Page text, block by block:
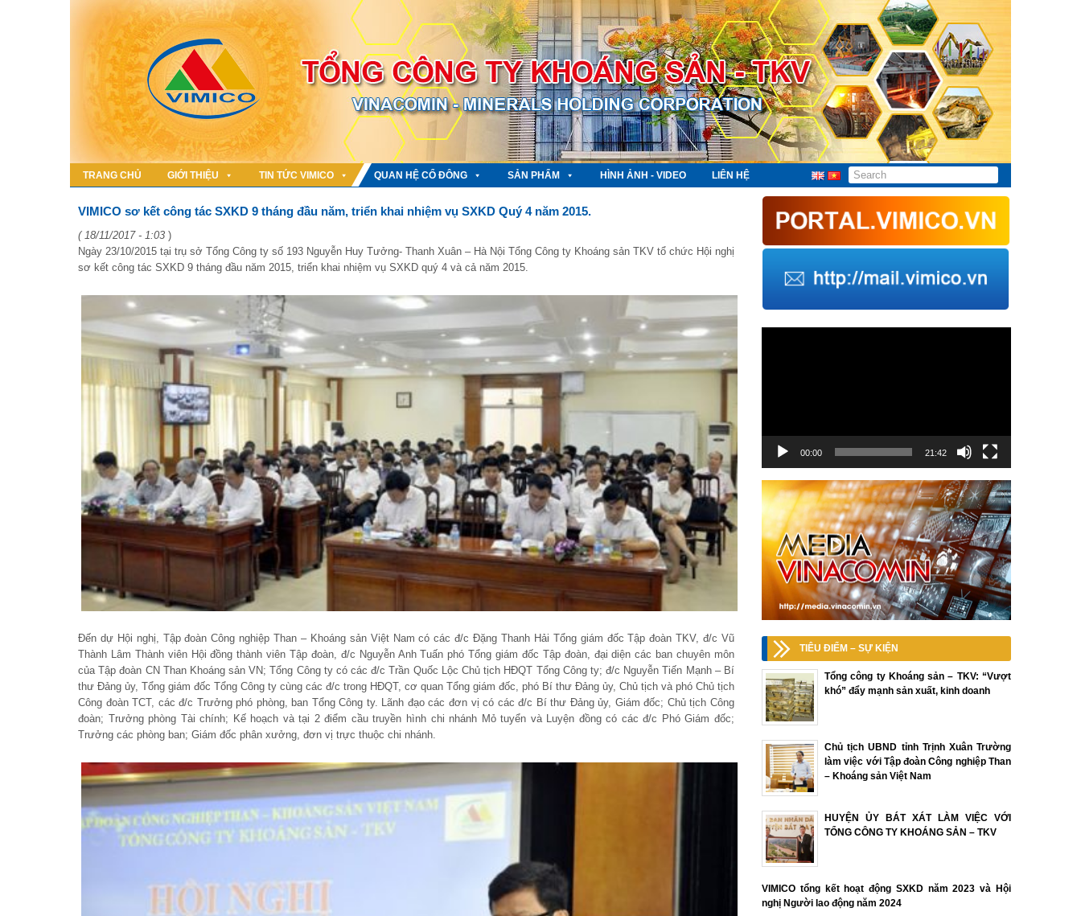
TRANG CHỦ GIỚI THIỆU TIN TỨC VIMICO QUAN HỆ CỔ ĐÔNG SẢN PHẨM HÌNH ẢNH - VIDEO LIÊN HỆ
VIMICO sơ kết công tác SXKD 9 tháng đầu năm, triển khai nhiệm vụ SXKD Quý 4 năm 2015.
( 18/11/2017 - 1:03 )
Ngày 23/10/2015 tại trụ sở Tổng Công ty số 193 Nguyễn Huy Tưởng- Thanh Xuân – Hà Nội Tổng Công ty Khoáng sản TKV tổ chức Hội nghị
sơ kết công tác SXKD 9 tháng đầu năm 2015, triển khai nhiệm vụ SXKD quý 4 và cả năm 2015.
Đến dự Hội nghị, Tập đoàn Công nghiệp Than – Khoáng sản Việt Nam có các đ/c Đặng Thanh Hải Tổng giám đốc Tập đoàn TKV, đ/c Vũ
Thành Lâm Thành viên Hội đồng thành viên Tập đoàn, đ/c Nguyễn Anh Tuấn phó Tổng giám đốc Tập đoàn, đại diện các ban chuyên môn
của Tập đoàn CN Than Khoáng sản VN; Tổng Công ty có các đ/c Trần Quốc Lộc Chủ tịch HĐQT Tổng Công ty; đ/c Nguyễn Tiến Mạnh – Bí
thư Đảng ủy, Tổng giám đốc Tổng Công ty cùng các đ/c trong HĐQT, cơ quan Tổng giám đốc, phó Bí thư Đảng ủy, Chủ tịch và phó Chủ tịch
Công đoàn TCT, các đ/c Trưởng phó phòng, ban Tổng Công ty. Lãnh đạo các đơn vị có các đ/c Bí thư Đảng ủy, Giám đốc; Chủ tịch Công
đoàn; Trưởng phòng Tài chính; Kế hoạch và tại 2 điểm cầu truyền hình chi nhánh Mỏ tuyển và Luyện đồng có các đ/c Phó Giám đốc;
Trưởng các phòng ban; Giám đốc phân xưởng, đơn vị trực thuộc chi nhánh.
00:00 21:42
TIÊU ĐIỂM – SỰ KIỆN
Tổng công ty Khoáng sản – TKV: “Vượt
khó” đẩy mạnh sản xuất, kinh doanh
Chủ tịch UBND tỉnh Trịnh Xuân Trường
làm việc với Tập đoàn Công nghiệp Than
– Khoáng sản Việt Nam
HUYỆN ỦY BÁT XÁT LÀM VIỆC VỚI
TỔNG CÔNG TY KHOÁNG SẢN – TKV
VIMICO tổng kết hoạt động SXKD năm 2023 và Hội
nghị Người lao động năm 2024